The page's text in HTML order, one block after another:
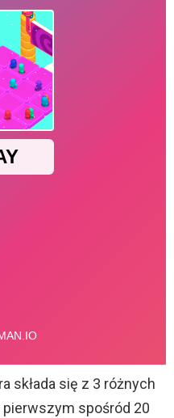
składa się z 3 różnych
spośród 20